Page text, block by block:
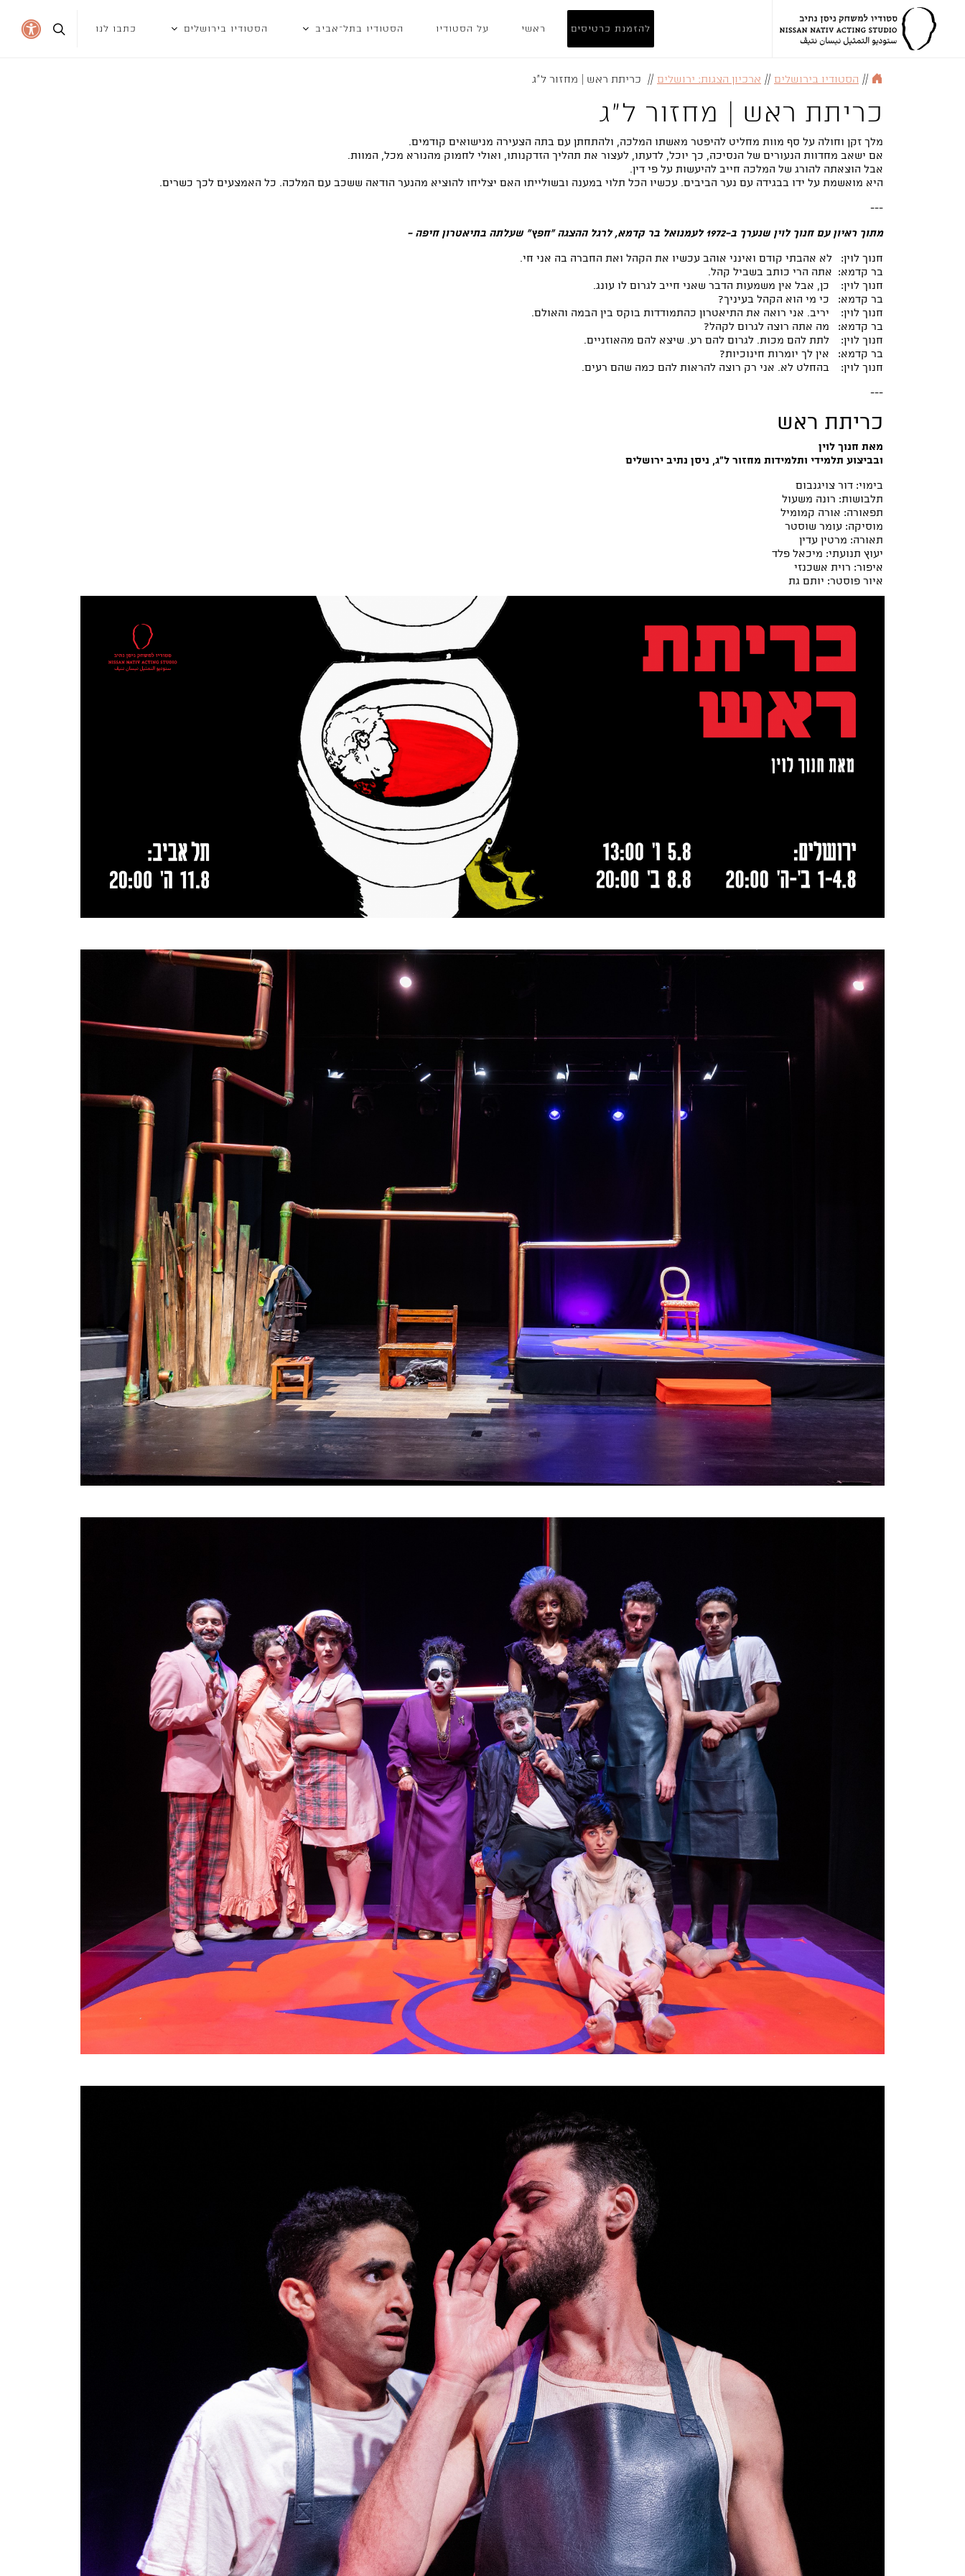
להזמנת כרטיסים ראשי על הסטודיו הסטודיו בתל־אביב הסטודיו בירושלים כתבו לנו
// הסטודיו בירושלים // ארכיון הצגות: ירושלים // כריתת ראש | מחזור ל"ג
כריתת ראש | מחזור ל"ג
מלך זקן וחולה על סף מוות מחליט להיפטר מאשתו המלכה, ולהתחתן עם בתה הצעירה מנישואים קודמים.
אם ישאב מחדוות הנעורים של הנסיכה, כך יוכל, לדעתו, לעצור את תהליך הזדקנותו, ואולי לחמוק מהנורא מכל, המוות.
אבל הוצאתה להורג של המלכה חייב להיעשות על פי דין.
היא מואשמת על ידו בבגידה עם נער הביבים. עכשיו הכל תלוי במענה ובשולייתו האם יצליחו להוציא מהנער הודאה ששכב עם המלכה. כל האמצעים לכך כשרים.
---
מתוך ראיון עם חנוך לוין שנערך ב-1972 לעמנואל בר קדמא, לרגל ההצגה "חפץ" שעלתה בתיאטרון חיפה -
חנוך לוין: לא אהבתי קודם ואינני אוהב עכשיו את הקהל ואת החברה בה אני חי.
בר קדמא: אתה הרי כותב בשביל קהל.
חנוך לוין: כן, אבל אין משמעות הדבר שאני חייב לגרום לו עונג.
בר קדמא: כי מי הוא הקהל בעיניך?
חנוך לוין: יריב. אני רואה את התיאטרון כהתמודדות בוקס בין הבמה והאולם.
בר קדמא: מה אתה רוצה לגרום לקהל?
חנוך לוין: לתת להם מכות. לגרום להם רע. שיצא להם מהאוזניים.
בר קדמא: אין לך יומרות חינוכיות?
חנוך לוין: בהחלט לא. אני רק רוצה להראות להם כמה שהם רעים.
---
כריתת ראש
מאת חנוך לוין
ובביצוע תלמידי ותלמידות מחזור ל"ג, ניסן נתיב ירושלים
בימוי: דור צויגנבום
תלבושות: רונה משעול
תפאורה: אורה קמומיל
מוסיקה: עומר שוסטר
תאורה: מרטין עדין
יעוץ תנועתי: מיכאל פלד
איפור: רוית אשכנזי
איור פוסטר: יותם גת